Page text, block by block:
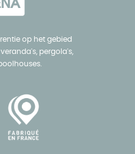
op het gebied
pergola's,